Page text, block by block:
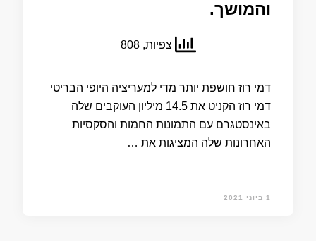
והמושך.
צפיות, 808
דמי רוז חושפת יותר מדי למעריציה היופי הבריטי
דמי רוז הקניט את 14.5 מיליון העוקבים שלה
באינסטגרם עם התמונות החמות והסקסיות
האחרונות שלה המציגות את …
1 ביוני 2021